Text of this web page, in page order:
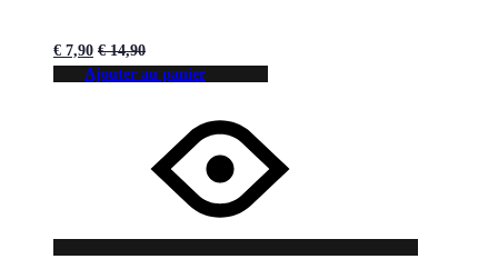
€ 7,90 €14,90
Ajouter au panier